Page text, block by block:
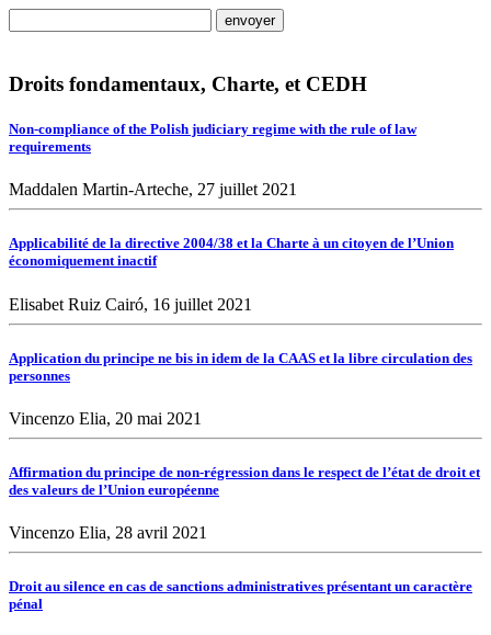
Droits fondamentaux, Charte, et CEDH
Non-compliance of the Polish judiciary regime with the rule of law
requirements
Maddalen Martin-Arteche, 27 juillet 2021
Applicabilité de la directive 2004/38 et la Charte à un citoyen de l’Union
économiquement inactif
Elisabet Ruiz Cairó, 16 juillet 2021
Application du principe ne bis in idem de la CAAS et la libre circulation des
personnes
Vincenzo Elia, 20 mai 2021
Affirmation du principe de non-régression dans le respect de l’état de droit et
des valeurs de l’Union européenne
Vincenzo Elia, 28 avril 2021
Droit au silence en cas de sanctions administratives présentant un caractère
pénal